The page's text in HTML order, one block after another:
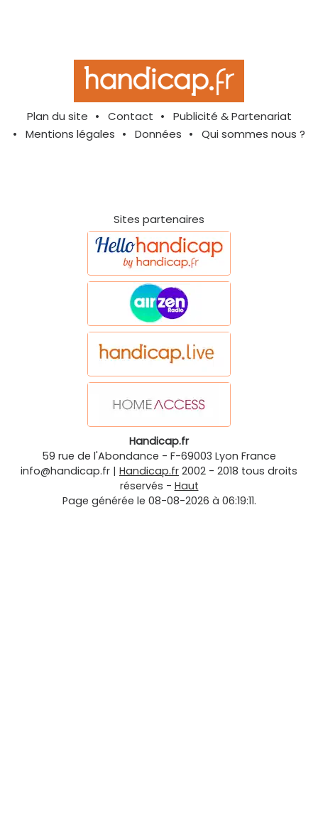
Plan du site Contact
Publicité & Partenariat
Mentions légales
Données Qui sommes nous ?
Sites partenaires
Handicap.fr
59 rue de l'Abondance - F-69003 Lyon France
info@handicap.fr | Handicap.fr 2002 - 2018 tous droits
réservés - Haut
Page générée le 08-08-2026 à 06:19:11.